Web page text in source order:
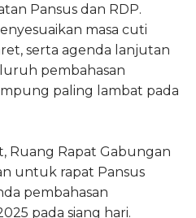
Pansus dan RDP.
masa cuti
serta agenda lanjutan
pembahasan
paling lambat pada
Ruang Rapat Gabungan
untuk rapat Pansus
pembahasan
pada siang hari.